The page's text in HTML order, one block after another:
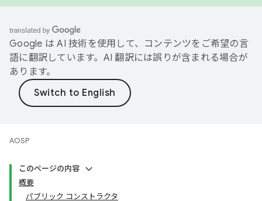
Google は AI 技術を使用して、コンテンツをご希望の言
語に翻訳しています。AI 翻訳には誤りが含まれる場合が
あります。
AOSP
このページの内容
概要
パブリック コンストラクタ